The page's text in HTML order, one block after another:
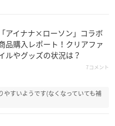
「アイナナ×ローソン」コラボ
品購入レポート！クリアファ
ルやグッズの状況は？
7コメント
やすいようです(なくなっていても補